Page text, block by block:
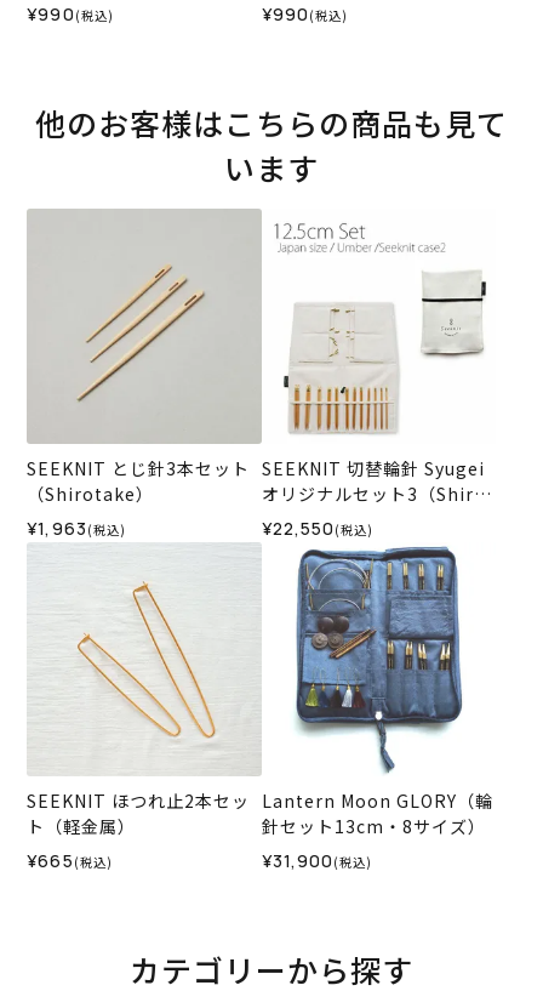
¥990 (税込) ¥990 (税込)
他のお客様はこちらの商品も見て
います
SEEKNIT とじ針3本セット
（Shirotake）
¥1,963 (税込)
SEEKNIT 切替輪針 Syugei
オリジナルセット3（Shirot
ake）
¥22,550 (税込)
SEEKNIT ほつれ止2本セッ
ト（軽金属）
¥665 (税込)
Lantern Moon GLORY（輪
針セット13cm・8サイズ）
¥31,900 (税込)
カテゴリーから探す